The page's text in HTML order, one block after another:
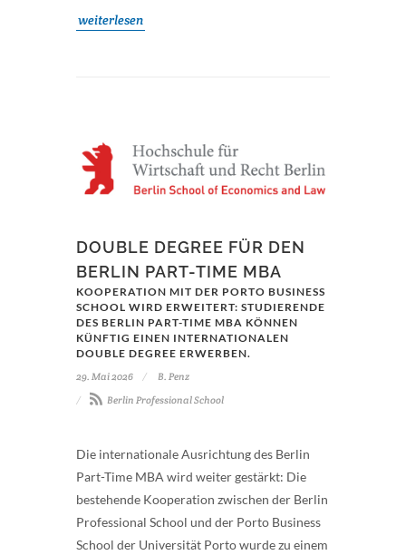
weiterlesen
DOUBLE DEGREE FÜR DEN
BERLIN PART-TIME MBA
KOOPERATION MIT DER PORTO BUSINESS
SCHOOL WIRD ERWEITERT: STUDIERENDE
DES BERLIN PART-TIME MBA KÖNNEN
KÜNFTIG EINEN INTERNATIONALEN
DOUBLE DEGREE ERWERBEN.
29. Mai 2026
B. Penz
Berlin Professional School
Die internationale Ausrichtung des Berlin
Part-Time MBA wird weiter gestärkt: Die
bestehende Kooperation zwischen der Berlin
Professional School und der Porto Business
School der Universität Porto wurde zu einem